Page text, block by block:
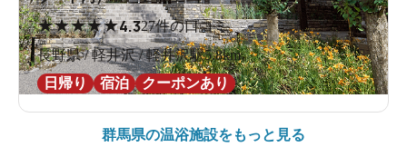
★★★★★4.327件の口コミ
長野県 / 軽井沢 / 軽井沢駅5.8km
日帰り
宿泊 クーポンあり
群馬県の温浴施設をもっと見る